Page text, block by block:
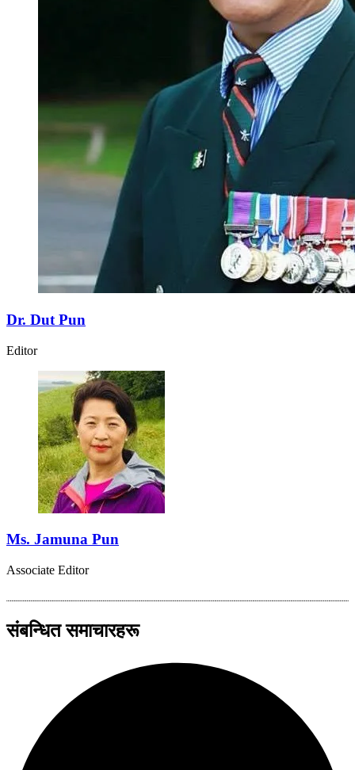
Dr. Dut Pun
Editor
Ms. Jamuna Pun
Associate Editor
संबन्धित समाचारहरू